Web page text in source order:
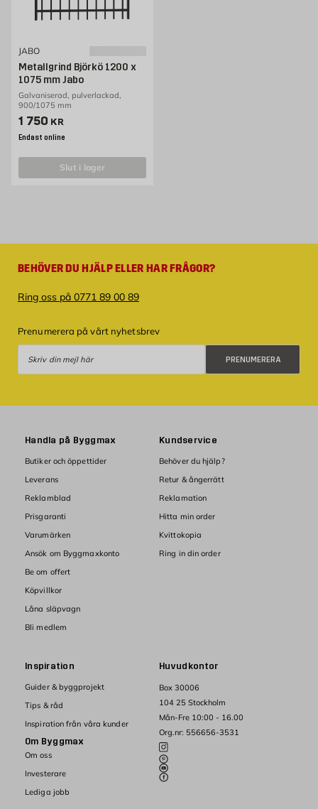
JABO
Metallgrind Björkö 1200 x
1075 mm Jabo
Galvaniserad, pulverlackad,
900/1075 mm
Pris 1750 kr
1 750 KR
Endast online
slut i lager
BEHÖVER DU HJÄLP ELLER HAR FRÅGOR?
Ring oss på 0771 89 00 89
Prenumerera på vårt nyhetsbrev
PRENUMERERA
Huvudkontor
Box 30006
104 25 Stockholm
Mån-Fre 10:00 - 16.00
Org.nr: 556656-3531
Handla på Byggmax
Butiker och öppettider
Leverans
Reklamblad
Prisgaranti
Varumärken
Ansök om Byggmaxkonto
Be om offert
Köpvillkor
Låna släpvagn
Bli medlem
Kundservice
Behöver du hjälp?
Retur & ångerrätt
Reklamation
Hitta min order
Kvittokopia
Ring in din order
Inspiration
Guider & byggprojekt
Tips & råd
Inspiration från våra kunder
Om Byggmax
Om oss
Investerare
Lediga jobb